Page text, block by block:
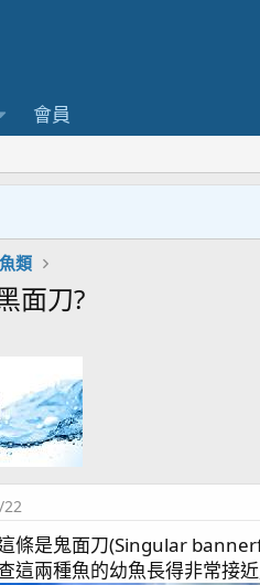
會員
類
面刀?
22
條是鬼面刀(Singular
這兩種魚的幼魚長得非常接